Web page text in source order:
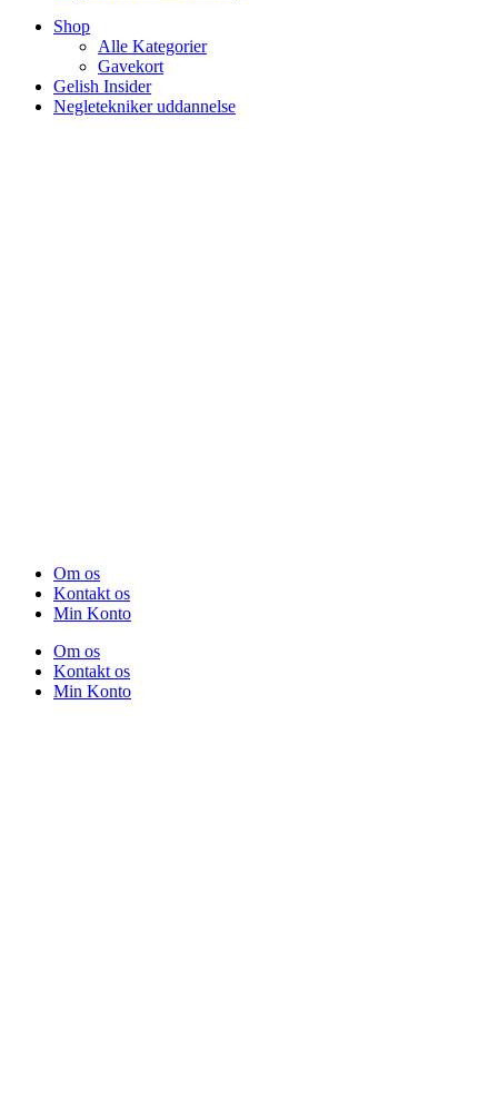
Shop
Alle Kategorier
Gavekort
Gelish Insider
Negletekniker uddannelse
Om os
Kontakt os
Min Konto
Om os
Kontakt os
Min Konto